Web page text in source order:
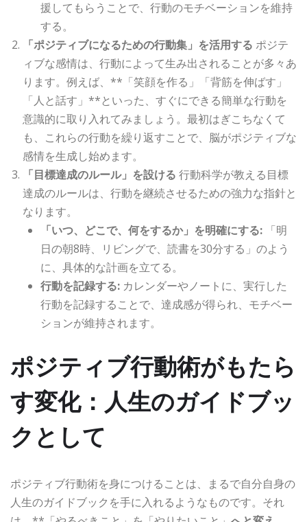
援してもらうことで、行動のモチベーションを維持
する。
「ポジティブになるための行動集」を活用する ポジテ
ィブな感情は、行動によって生み出されることが多々あ
ります。例えば、**「笑顔を作る」「背筋を伸ばす」
「人と話す」**といった、すぐにできる簡単な行動を
意識的に取り入れてみましょう。最初はぎこちなくて
も、これらの行動を繰り返すことで、脳がポジティブな
感情を生成し始めます。
「目標達成のルール」を設ける 行動科学が教える目標
達成のルールは、行動を継続させるための強力な指針と
なります。
「いつ、どこで、何をするか」を明確にする:「明
日の朝8時、リビングで、読書を30分する」のよう
に、具体的な計画を立てる。
行動を記録する:カレンダーやノートに、実行した
行動を記録することで、達成感が得られ、モチベー
ションが維持されます。
ポジティブ行動術がもたら
す変化：人生のガイドブッ
クとして
ポジティブ行動術を身につけることは、まるで自分自身の
人生のガイドブックを手に入れるようなものです。それ